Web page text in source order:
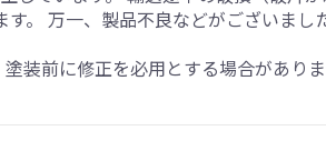
。 万一、製品不良などがございま
装前に修正を必用とする場合がありま